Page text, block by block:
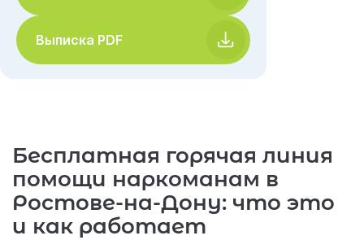
Выписка PDF
Бесплатная горячая линия
помощи наркоманам в
Ростове-на-Дону: что это
и как работает